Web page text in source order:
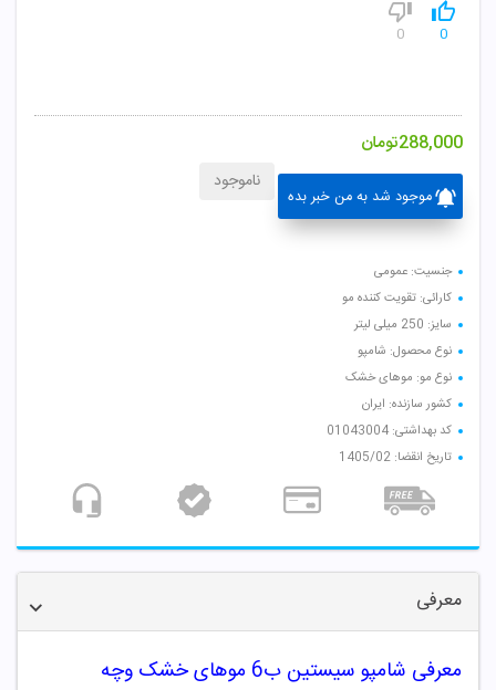
0
0
288,000تومان
موجود شد به من خبر بده
ناموجود
جنسیت: عمومی
کارائی: تقویت کننده مو
سایز: 250 میلی لیتر
نوع محصول: شامپو
نوع مو: موهای خشک
کشور سازنده: ایران
کد بهداشتی: 01043004
تاریخ انقضا: 1405/02
معرفی
معرفی شامپو سیستین ب6 موهای خشک وچه